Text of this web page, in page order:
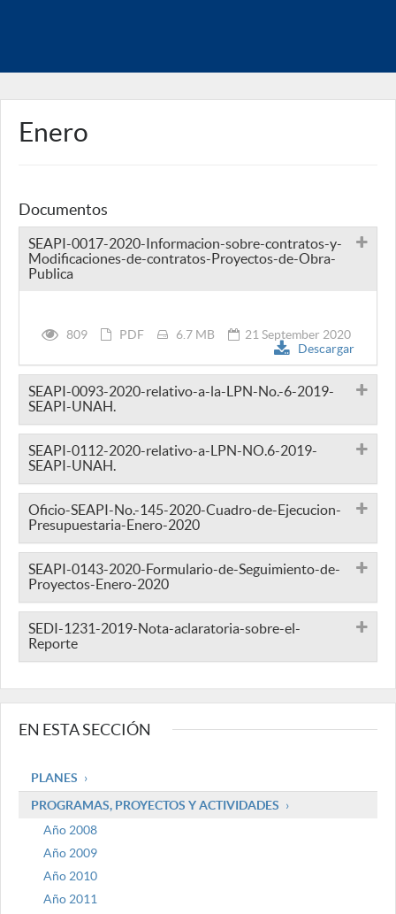
Enero
Documentos
SEAPI-0017-2020-Informacion-sobre-contratos-y-
Modificaciones-de-contratos-Proyectos-de-Obra-
Publica
809 PDF 6.7 MB
21 September 2020
Descargar
SEAPI-0093-2020-relativo-a-la-LPN-No.-6-2019-
SEAPI-UNAH.
SEAPI-0112-2020-relativo-a-LPN-NO.6-2019-
SEAPI-UNAH.
Oficio-SEAPI-No.-145-2020-Cuadro-de-Ejecucion-
Presupuestaria-Enero-2020
SEAPI-0143-2020-Formulario-de-Seguimiento-de-
Proyectos-Enero-2020
SEDI-1231-2019-Nota-aclaratoria-sobre-el-
Reporte
EN ESTA SECCIÓN
PLANES
PROGRAMAS, PROYECTOS Y ACTIVIDADES
Año 2008
Año 2009
Año 2010
Año 2011